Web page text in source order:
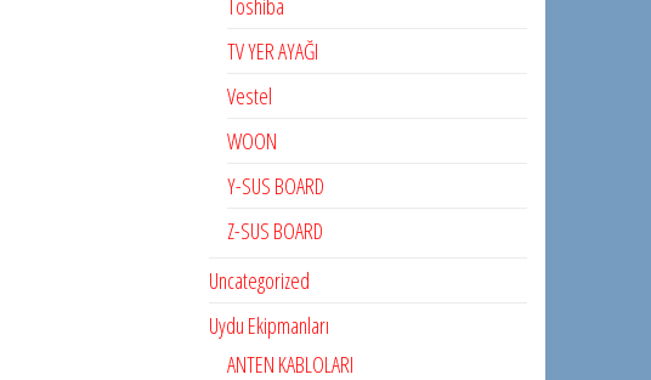
Toshiba
TV YER AYAĞI
Vestel
WOON
Y-SUS BOARD
Z-SUS BOARD
Uncategorized
Uydu Ekipmanları
ANTEN KABLOLARI